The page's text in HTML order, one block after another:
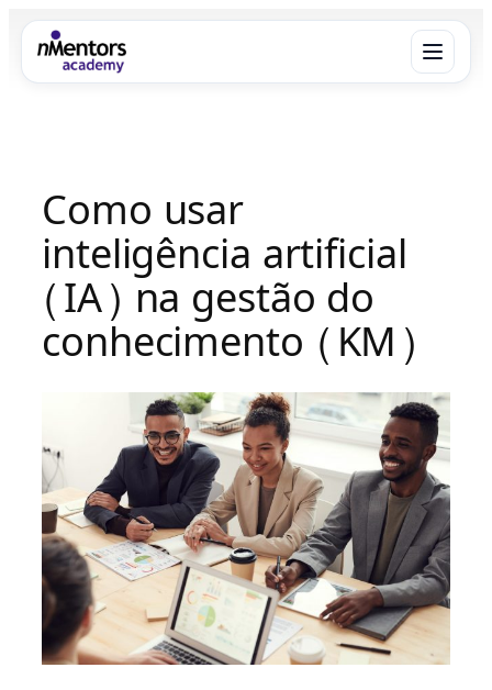
Pular
para
conteúdo
Sobre
O que fazemos
Benefícios
Área do Aluno
Fale com nossa equipe
Como usar
inteligência artificial
(IA) na gestão do
conhecimento (KM)